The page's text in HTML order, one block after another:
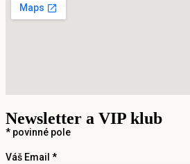
Newsletter a VIP klub
* povinné pole
Váš Email *